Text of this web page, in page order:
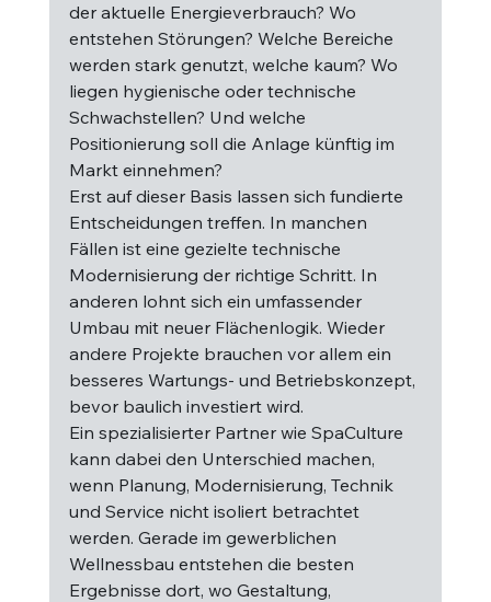
der aktuelle Energieverbrauch? Wo
entstehen Störungen? Welche Bereiche
werden stark genutzt, welche kaum? Wo
liegen hygienische oder technische
Schwachstellen? Und welche
Positionierung soll die Anlage künftig im
Markt einnehmen?
Erst auf dieser Basis lassen sich fundierte
Entscheidungen treffen. In manchen
Fällen ist eine gezielte technische
Modernisierung der richtige Schritt. In
anderen lohnt sich ein umfassender
Umbau mit neuer Flächenlogik. Wieder
andere Projekte brauchen vor allem ein
besseres Wartungs- und Betriebskonzept,
bevor baulich investiert wird.
Ein spezialisierter Partner wie SpaCulture
kann dabei den Unterschied machen,
wenn Planung, Modernisierung, Technik
und Service nicht isoliert betrachtet
werden. Gerade im gewerblichen
Wellnessbau entstehen die besten
Ergebnisse dort, wo Gestaltung,